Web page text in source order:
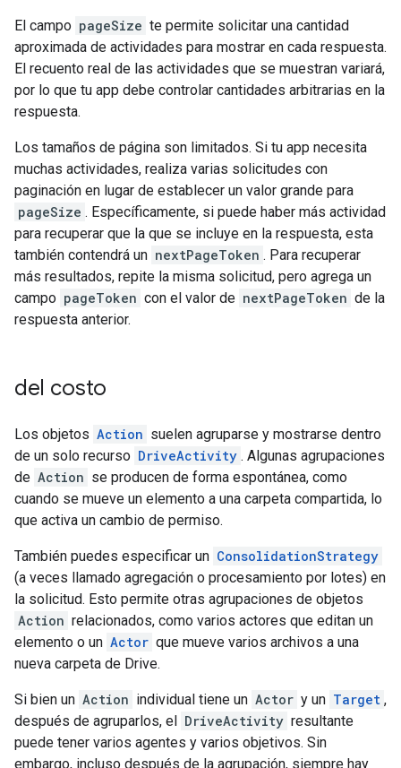
El campo pageSize te permite solicitar una cantidad
aproximada de actividades para mostrar en cada respuesta.
El recuento real de las actividades que se muestran variará,
por lo que tu app debe controlar cantidades arbitrarias en la
respuesta.
Los tamaños de página son limitados. Si tu app necesita
muchas actividades, realiza varias solicitudes con
paginación en lugar de establecer un valor grande para
pageSize . Específicamente, si puede haber más actividad
para recuperar que la que se incluye en la respuesta, esta
también contendrá un nextPageToken . Para recuperar
más resultados, repite la misma solicitud, pero agrega un
campo pageToken con el valor de nextPageToken de la
respuesta anterior.
del costo
Los objetos Action suelen agruparse y mostrarse dentro
de un solo recurso DriveActivity . Algunas agrupaciones
de Action se producen de forma espontánea, como
cuando se mueve un elemento a una carpeta compartida, lo
que activa un cambio de permiso.
También puedes especificar un ConsolidationStrategy
(a veces llamado agregación o procesamiento por lotes) en
la solicitud. Esto permite otras agrupaciones de objetos
Action relacionados, como varios actores que editan un
elemento o un Actor que mueve varios archivos a una
nueva carpeta de Drive.
Si bien un Action individual tiene un Actor y un Target ,
después de agruparlos, el DriveActivity resultante
puede tener varios agentes y varios objetivos. Sin
embargo, incluso después de la agrupación, siempre hay